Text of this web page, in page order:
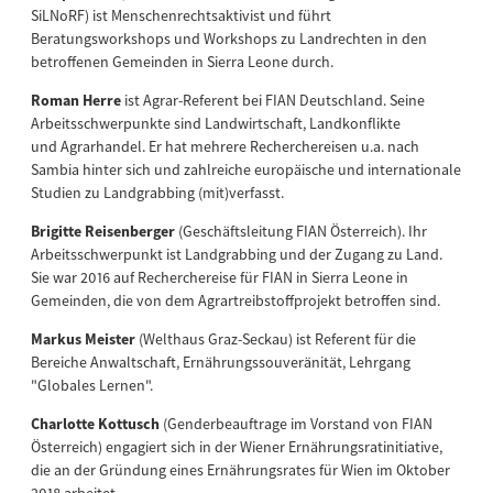
SiLNoRF) ist Menschenrechtsaktivist und führt
Beratungsworkshops und Workshops zu Landrechten in den
betroffenen Gemeinden in Sierra Leone durch.
Roman Herre ist Agrar-Referent bei FIAN Deutschland. Seine
Arbeitsschwerpunkte sind Landwirtschaft, Landkonflikte
und Agrarhandel. Er hat mehrere Recherchereisen u.a. nach
Sambia hinter sich und zahlreiche europäische und internationale
Studien zu Landgrabbing (mit)verfasst.
Brigitte Reisenberger (Geschäftsleitung FIAN Österreich). Ihr
Arbeitsschwerpunkt ist Landgrabbing und der Zugang zu Land.
Sie war 2016 auf Recherchereise für FIAN in Sierra Leone in
Gemeinden, die von dem Agrartreibstoffprojekt betroffen sind.
Markus Meister (Welthaus Graz-Seckau) ist Referent für die
Bereiche Anwaltschaft, Ernährungssouveränität, Lehrgang
"Globales Lernen".
Charlotte Kottusch (Genderbeauftrage im Vorstand von FIAN
Österreich) engagiert sich in der Wiener Ernährungsratinitiative,
die an der Gründung eines Ernährungsrates für Wien im Oktober